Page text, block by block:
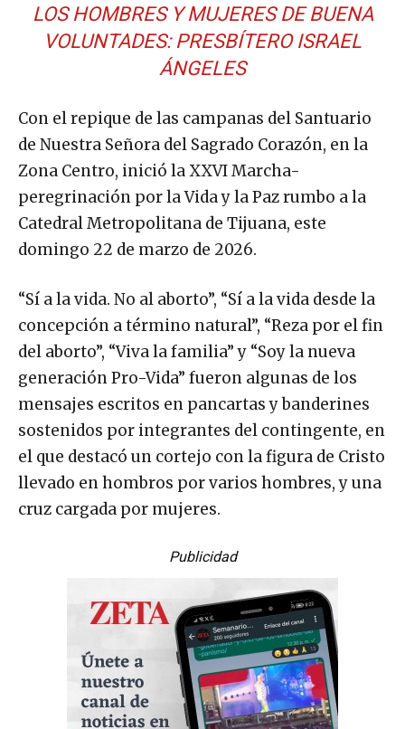
LOS HOMBRES Y MUJERES DE BUENA
VOLUNTADES: PRESBÍTERO ISRAEL
ÁNGELES
Con el repique de las campanas del Santuario
de Nuestra Señora del Sagrado Corazón, en la
Zona Centro, inició la XXVI Marcha-
peregrinación por la Vida y la Paz rumbo a la
Catedral Metropolitana de Tijuana, este
domingo 22 de marzo de 2026.
“Sí a la vida. No al aborto”, “Sí a la vida desde la
concepción a término natural”, “Reza por el fin
del aborto”, “Viva la familia” y “Soy la nueva
generación Pro-Vida” fueron algunas de los
mensajes escritos en pancartas y banderines
sostenidos por integrantes del contingente, en
el que destacó un cortejo con la figura de Cristo
llevado en hombros por varios hombres, y una
cruz cargada por mujeres.
Publicidad